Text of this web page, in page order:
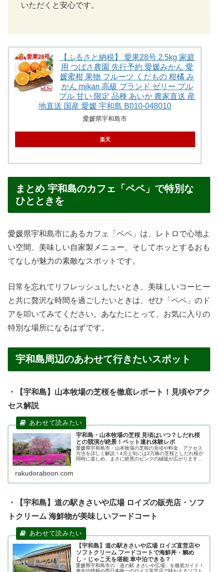
店内も昔と変わらず「山小屋をイメージしたロッジ風」の
お店です。
そうそう！こんな感じで落ち着いたオシャレなカフェ。懐
かしすぎる。
ほっこりする空間と静かな店内が昔より良くなってない？
と感じさせるくらいです。
（Q&A）
Q1. 一人でも入りやすい雰囲気ですか？
A1.はい、カウンター席や落ち着けるテーブル席
があり、お一人様で来店されて読書や一人の時間
を楽しまれている方もたくさんいらっしゃいま
す。
A2.店舗敷地内（または指定場所）に10台分の駐
車スペースがございます。満車の場合は近隣のコ
インパーキングをご利用ください。
いたアンティークな空間となっているため、小さ
なお子様連れの場合は周囲へのご配慮をいただけ
ますと幸いです。
Q4. ランチタイムの予約はできますか？